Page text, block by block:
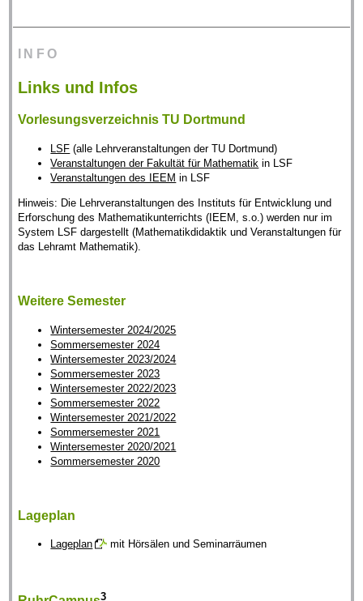
INFO
Links und Infos
Vorlesungsverzeichnis TU Dortmund
LSF (alle Lehrveranstaltungen der TU Dortmund)
Veranstaltungen der Fakultät für Mathematik in LSF
Veranstaltungen des IEEM in LSF
Hinweis: Die Lehrveranstaltungen des Instituts für Entwicklung und
Erforschung des Mathematikunterrichts (IEEM, s.o.) werden nur im
System LSF dargestellt (Mathematikdidaktik und Veranstaltungen für
das Lehramt Mathematik).
Weitere Semester
Wintersemester 2024/2025
Sommersemester 2024
Wintersemester 2023/2024
Sommersemester 2023
Wintersemester 2022/2023
Sommersemester 2022
Wintersemester 2021/2022
Sommersemester 2021
Wintersemester 2020/2021
Sommersemester 2020
Lageplan
Lageplan mit Hörsälen und Seminarräumen
3